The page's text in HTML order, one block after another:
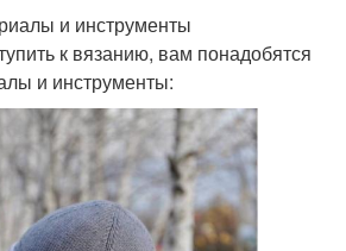
и инструменты
к вязанию, вам понадобятся
и инструменты: